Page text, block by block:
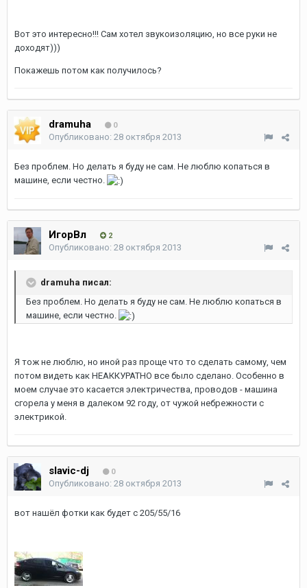
Вот это интересно!!! Сам хотел звукоизоляцию, но все руки не
доходят)))
Покажешь потом как получилось?
dramuha 0
Опубликовано: 28 октября 2013
Без проблем. Но делать я буду не сам. Не люблю копаться в
машине, если честно.
ИгорВл 2
Опубликовано: 28 октября 2013
dramuha писал:
Без проблем. Но делать я буду не сам. Не люблю копаться в
машине, если честно.
Я тож не люблю, но иной раз проще что то сделать самому, чем
потом видеть как НЕАККУРАТНО все было сделано. Особенно в
моем случае это касается электричества, проводов - машина
сгорела у меня в далеком 92 году, от чужой небрежности с
электрикой.
slavic-dj 0
Опубликовано: 28 октября 2013
вот нашёл фотки как будет с 205/55/16